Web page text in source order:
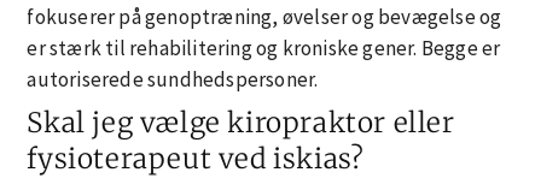
fokuserer på genoptræning, øvelser og bevægelse og
er stærk til rehabilitering og kroniske gener. Begge er
autoriserede sundhedspersoner.
Skal jeg vælge kiropraktor eller
fysioterapeut ved iskias?